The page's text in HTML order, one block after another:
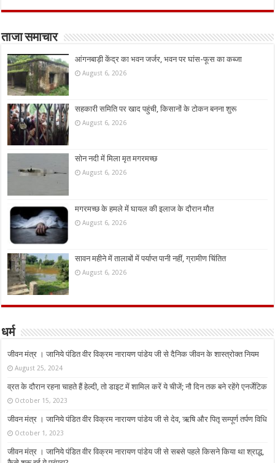
ताजा समाचार
आंगनबाड़ी केंद्र का भवन जर्जर, भवन पर घांस-फूस का कब्जा
August 6, 2026
सहकारी समिति पर खाद पहुंची, किसानों के टोकन बनना शुरू
August 6, 2026
सोन नदी में मिला मृत मगरमच्छ
August 6, 2026
मगरमच्छ के हमले में घायल की इलाज के दौरान मौत
August 6, 2026
सावन महीने में तालाबों में पर्याप्त पानी नहीं, ग्रामीण चिंतित
August 6, 2026
धर्म
जीवन मंत्र । जानिये पंडित वीर विक्रम नारायण पांडेय जी से दैनिक जीवन के शास्त्रोक्त नियम
August 25, 2024
व्रत के दौरान रहना चाहते हैं हेल्दी, तो डाइट में शामिल करें ये चीजें; नौ दिन तक बने रहेंगे एनर्जेटिक
October 15, 2023
जीवन मंत्र । जानिये पंडित वीर विक्रम नारायण पांडेय जी से देव, ऋषि और पितृ सम्पूर्ण तर्पण विधि
October 1, 2023
जीवन मंत्र । जानिये पंडित वीर विक्रम नारायण पांडेय जी से सबसे पहले किसने किया था श्राद्ध,